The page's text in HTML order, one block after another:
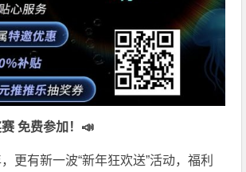
免费参加 ！📣
更有新一波“新年狂欢送”活动，福利